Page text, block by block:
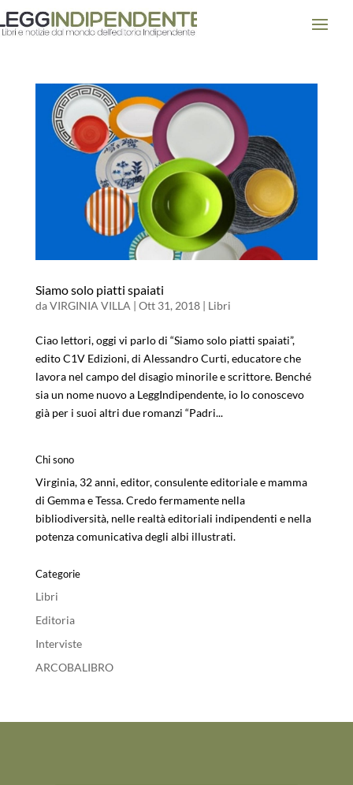
Siamo solo piatti spaiati
daVIRGINIA VILLA | Ott 31, 2018| Libri
Ciao lettori, oggi vi parlo di “Siamo solo piatti spaiati”,
edito C1V Edizioni, di Alessandro Curti, educatore che
lavora nel campo del disagio minorile e scrittore. Benché
sia un nome nuovo a LeggIndipendente, io lo conoscevo
già per i suoi altri due romanzi “Padri...
Chi sono
Virginia, 32 anni, editor, consulente editoriale e mamma
di Gemma e Tessa. Credo fermamente nella
bibliodiversità, nelle realtà editoriali indipendenti e nella
potenza comunicativa degli albi illustrati.
Categorie
Libri
Editoria
Interviste
ARCOBALIBRO